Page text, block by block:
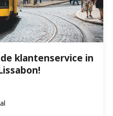
klantenservice in